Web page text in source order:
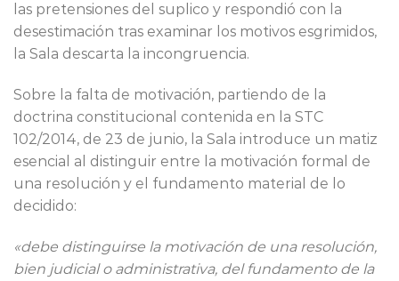
las pretensiones del suplico y respondió con la
desestimación tras examinar los motivos esgrimidos,
la Sala descarta la incongruencia.
Sobre la falta de motivación, partiendo de la
doctrina constitucional contenida en la STC
102/2014, de 23 de junio, la Sala introduce un matiz
esencial al distinguir entre la motivación formal de
una resolución y el fundamento material de lo
decidido:
«debe distinguirse la motivación de una resolución,
bien judicial o administrativa, del fundamento de la